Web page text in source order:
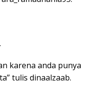
karena anda punya
tulis dinaalzaab.